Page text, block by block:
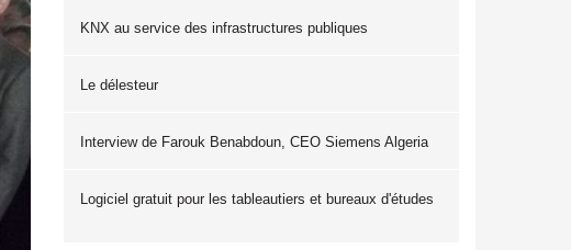
KNX au service des infrastructures publiques
Le délesteur
Interview de Farouk Benabdoun, CEO Siemens Algeria
Logiciel gratuit pour les tableautiers et bureaux d'études